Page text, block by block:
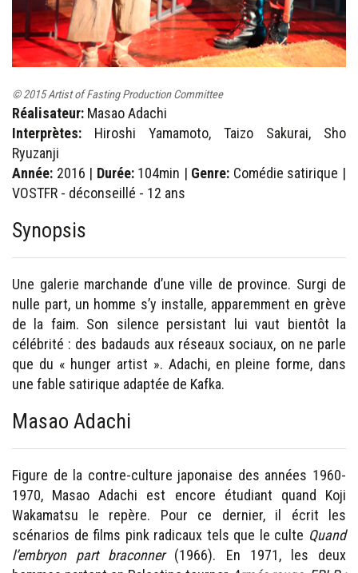
© 2015 Artist of Fasting Production Committee
Réalisateur: Masao Adachi
Interprètes: Hiroshi Yamamoto, Taizo Sakurai, Sho
Ryuzanji
Année: 2016 | Durée:104min | Genre: Comédie satirique |
VOSTFR - déconseillé - 12 ans
Synopsis
Une galerie marchande d’une ville de province. Surgi de
nulle part, un homme s’y installe, apparemment en grève
de la faim. Son silence persistant lui vaut bientôt la
célébrité : des badauds aux réseaux sociaux, on ne parle
que du « hunger artist ». Adachi, en pleine forme, dans
une fable satirique adaptée de Kafka.
Masao Adachi
Figure de la contre-culture japonaise des années 1960-
1970, Masao Adachi est encore étudiant quand Koji
Wakamatsu le repère. Pour ce dernier, il écrit les
scénarios de films pink radicaux tels que le culte Quand
l’embryon part braconner(1966). En 1971, les deux